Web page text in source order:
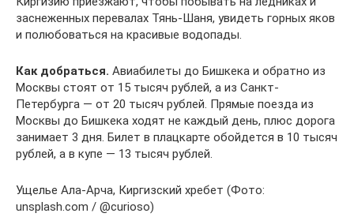
заснеженных перевалах Тянь-Шаня, увидеть горных яков
и полюбоваться на красивые водопады.
Как добраться. Авиабилеты до Бишкека и обратно из
Москвы стоят от 15 тысяч рублей, а из Санкт-
Петербурга — от 20 тысяч рублей. Прямые поезда из
Москвы до Бишкека ходят не каждый день, плюс дорога
занимает 3 дня. Билет в плацкарте обойдется в 10 тысяч
рублей, а в купе — 13 тысяч рублей.
Ущелье Ала-Арча, Киргизский хребет (Фото:
unsplash.com / @curioso)